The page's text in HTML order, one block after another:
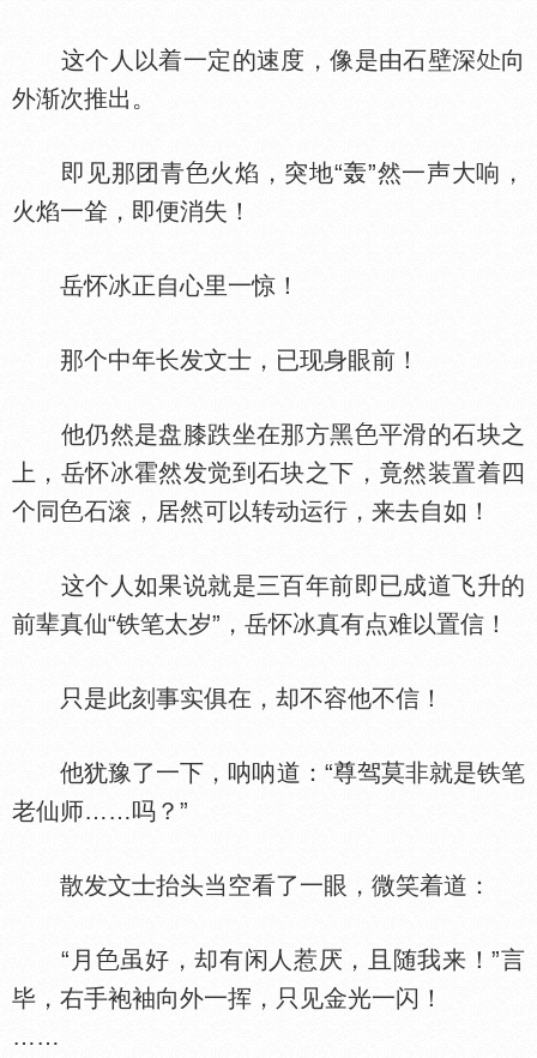
这个人以着一定的速度，像是由石壁深
向
外渐次推出。
即见那团青
火焰，突地“轰”然一声大响，
火焰一耸，即便消失！
岳怀冰正自心里一惊！
那个中年长发文士，已现身眼前！
他仍然是盘膝跌坐在那方黑
平滑的石块之
上，岳怀冰霍然发觉到石块之下，竟然装置着四
个同
石滚，居然可以转动运行，来去自如！
这个人如果说就是三百年前即已成道飞升的
前辈真仙“铁笔太岁”，岳怀冰真有点难以置信！
只是此刻事实俱在，却不容他不信！
他犹豫了一下，呐呐道：“尊驾莫非就是铁笔
老仙师……吗？”
散发文士抬头当空看了一眼，微笑着道：
“月
虽好，却有闲人惹厌，且随我来！”言
毕，右手袍袖向外一挥，只见金光一闪！
……